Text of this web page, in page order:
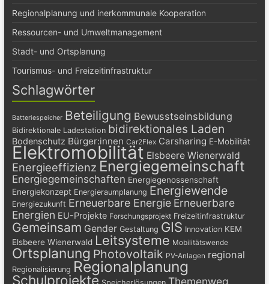
Regionalplanung und inerkommunale Kooperation
Ressourcen- und Umweltmanagement
Stadt- und Ortsplanung
Tourismus- und Freizeitinfrastruktur
Schlagwörter
Batteriespeicher Beteiligung Bewusstseinsbildung
Bidirektionale Ladestation bidirektionales Laden
Bodenschutz Bürger:innen Car2Flex Carsharing E-Mobilität
Elektromobilität Elsbeere Wienerwald
Energieeffizienz Energiegemeinschaft
Energiegemeinschaften Energiegenossenschaft
Energiekonzept Energieraumplanung Energiewende
Energiezukunft Erneuerbare Energie Erneuerbare
Energien EU-Projekte Forschungsprojekt Freizeitinfrastruktur
Gemeinsam Gender Gestaltung GIS Innovation KEM
Elsbeere Wienerwald Leitsysteme Mobilitätswende
Ortsplanung Photovoltaik PV-Anlagen regional
Regionalisierung Regionalplanung
Schulprojekte Themenweg